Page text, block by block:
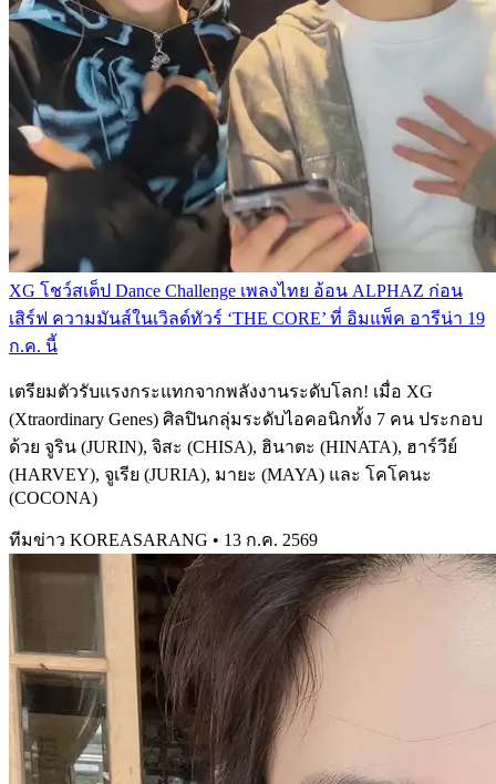
XG โชว์สเต็ป Dance Challenge เพลงไทย อ้อน ALPHAZ ก่อน
เสิร์ฟ ความมันส์ในเวิลด์ทัวร์ ‘THE CORE’ ที่ อิมแพ็ค อารีน่า 19
ก.ค. นี้
เตรียมตัวรับแรงกระแทกจากพลังงานระดับโลก! เมื่อ XG
(Xtraordinary Genes) ศิลปินกลุ่มระดับไอคอนิกทั้ง 7 คน ประกอบ
ด้วย จูริน (JURIN), จิสะ (CHISA), ฮินาตะ (HINATA), ฮาร์วีย์
(HARVEY), จูเรีย (JURIA), มายะ (MAYA) และ โคโคนะ
(COCONA)
ทีมข่าว KOREASARANG • 13 ก.ค. 2569